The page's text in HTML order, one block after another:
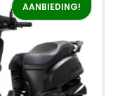
AANBIEDING!